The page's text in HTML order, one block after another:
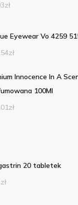
zł
Eyewear Vo 4259
zł
Innocence In A
100Ml
zł
20 tabletek
zł